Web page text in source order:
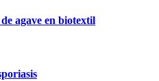
agave en biotextil